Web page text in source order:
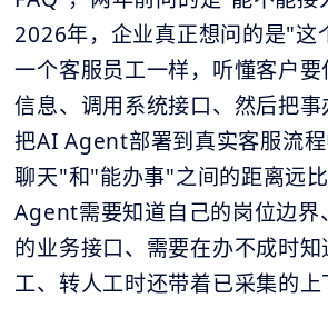
2026年，企业真正想问的是"这
一个客服员工一样，听懂客户
信息、调用系统接口、然后把
把AI Agent部署到真实客服流
聊天"和"能办事"之间的距离远
Agent需要知道自己的岗位边界
的业务接口、需要在办不成时
工、转人工时还带着已采集的上